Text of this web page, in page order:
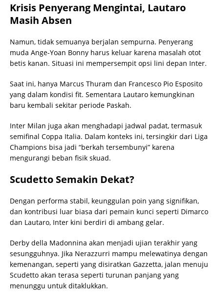
Krisis Penyerang Mengintai, Lautaro
Masih Absen
Namun, tidak semuanya berjalan sempurna. Penyerang
muda Ange-Yoan Bonny harus keluar karena masalah otot
betis kanan. Situasi ini mempersempit opsi lini depan Inter.
Saat ini, hanya Marcus Thuram dan Francesco Pio Esposito
yang dalam kondisi fit. Sementara Lautaro kemungkinan
baru kembali sekitar periode Paskah.
Inter Milan juga akan menghadapi jadwal padat, termasuk
semifinal Coppa Italia. Dalam konteks ini, tersingkir dari Liga
Champions bisa jadi “berkah tersembunyi” karena
mengurangi beban fisik skuad.
Scudetto Semakin Dekat?
Dengan performa stabil, keunggulan poin yang signifikan,
dan kontribusi luar biasa dari pemain kunci seperti Dimarco
dan Lautaro, Inter kini berdiri di ambang gelar.
Derby della Madonnina akan menjadi ujian terakhir yang
sesungguhnya. Jika Nerazzurri mampu melewatinya dengan
kemenangan, seperti yang disiratkan Gazzetta, jalan menuju
Scudetto akan terasa seperti turunan panjang yang
menunggu untuk ditaklukkan.